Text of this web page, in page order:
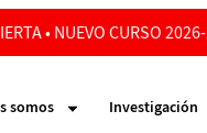
• NUEVO CURSO
somos Investigación